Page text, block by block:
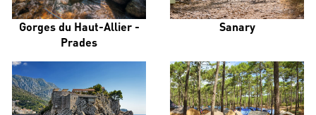
Gorges du Haut-Allier -
Prades
Sanary